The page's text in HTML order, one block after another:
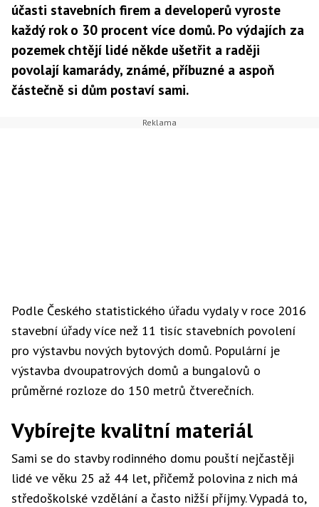
účasti stavebních firem a developerů vyroste
každý rok o 30 procent více domů. Po výdajích za
pozemek chtějí lidé někde ušetřit a raději
povolají kamarády, známé, příbuzné a aspoň
částečně si dům postaví sami.
Podle Českého statistického úřadu vydaly v roce 2016
stavební úřady více než 11 tisíc stavebních povolení
pro výstavbu nových bytových domů. Populární je
výstavba dvoupatrových domů a bungalovů o
průměrné rozloze do 150 metrů čtverečních.
Vybírejte kvalitní materiál
Sami se do stavby rodinného domu pouští nejčastěji
lidé ve věku 25 až 44 let, přičemž polovina z nich má
středoškolské vzdělání a často nižší příjmy. Vypadá to,